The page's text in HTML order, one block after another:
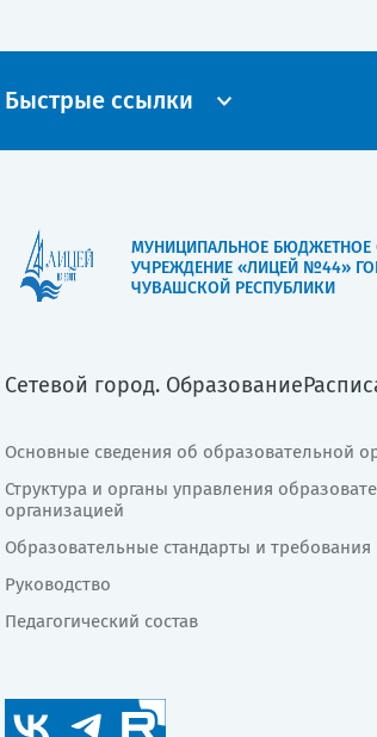
Быстрые ссылки
МУНИЦИПАЛЬНОЕ БЮДЖЕТНОЕ
УЧРЕЖДЕНИЕ «ЛИЦЕЙ №44»
ЧУВАШСКОЙ РЕСПУБЛИКИ
Сетевой город. Образование
Основные сведения об образовательной
Структура и органы управления
организацией
Образовательные стандарты и требования
Руководство
Педагогический состав